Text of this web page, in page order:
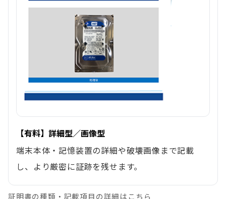
【有料】詳細型／画像型
端末本体・記憶装置の詳細や破壊画像まで記載
し、より厳密に証跡を残せます。
証明書の種類・記載項目の詳細はこちら